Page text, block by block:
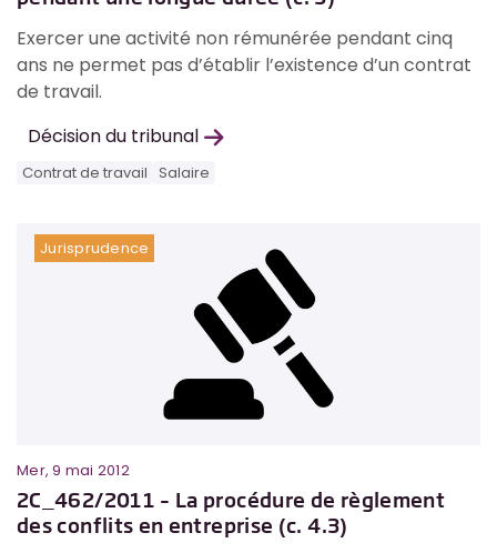
Exercer une activité non rémunérée pendant cinq
ans ne permet pas d’établir l’existence d’un contrat
de travail.
Décision du tribunal
Contrat de travail Salaire
Jurisprudence
Mer, 9 mai 2012
2C_462/2011 – La procédure de règlement
des conflits en entreprise (c. 4.3)